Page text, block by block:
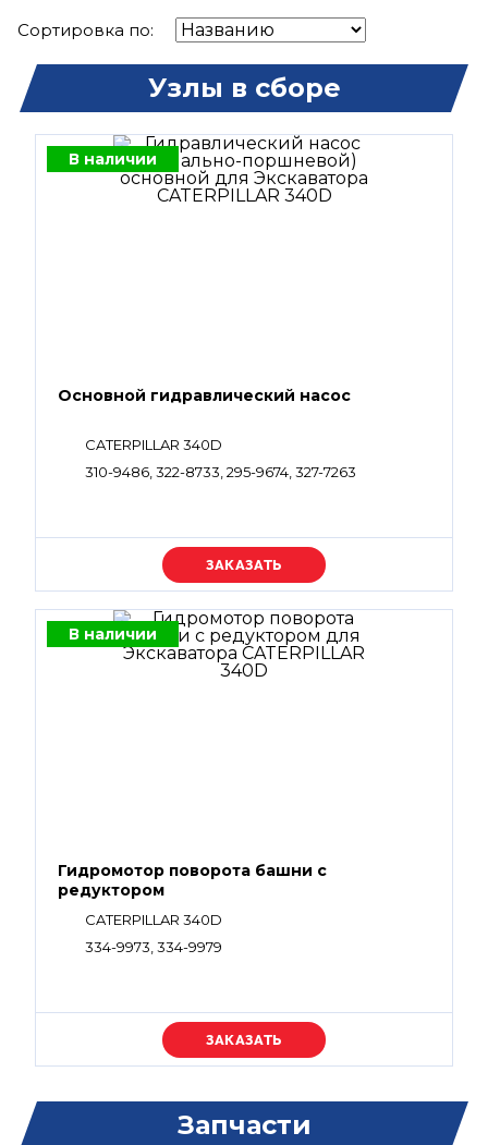
Сортировка по:
Узлы в сборе
В наличии
Основной гидравлический насос
CATERPILLAR 340D
310-9486, 322-8733, 295-9674, 327-7263
Уточняйте цену
В наличии
Гидромотор поворота башни с
редуктором
CATERPILLAR 340D
334-9973, 334-9979
Уточняйте цену
Запчасти